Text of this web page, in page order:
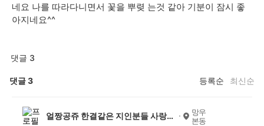
네요 나를 따라다니면서 꽃을 뿌렺 는것 같아 기분이 잠시 좋
아지네요^^
댓글 3
댓글3 등록순 최신순
얼짱공쥬 한결같은 지인분들 사랑해용~
망우
본동